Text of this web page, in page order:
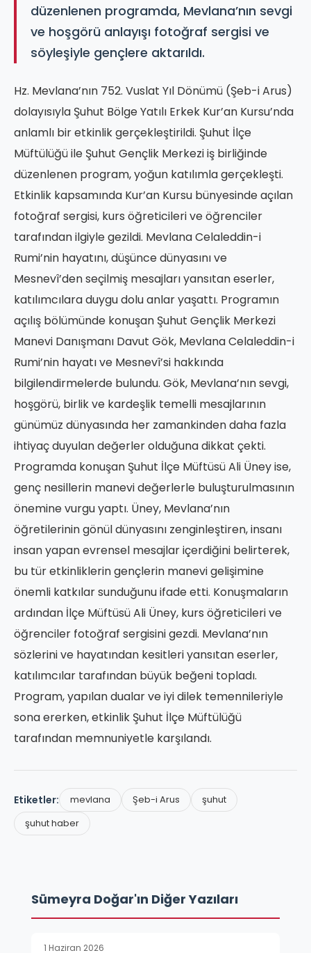
düzenlenen programda, Mevlana’nın sevgi
ve hoşgörü anlayışı fotoğraf sergisi ve
söyleşiyle gençlere aktarıldı.
Hz. Mevlana’nın 752. Vuslat Yıl Dönümü (Şeb-i Arus)
dolayısıyla Şuhut Bölge Yatılı Erkek Kur’an Kursu’nda
anlamlı bir etkinlik gerçekleştirildi. Şuhut İlçe
Müftülüğü ile Şuhut Gençlik Merkezi iş birliğinde
düzenlenen program, yoğun katılımla gerçekleşti.
Etkinlik kapsamında Kur’an Kursu bünyesinde açılan
fotoğraf sergisi, kurs öğreticileri ve öğrenciler
tarafından ilgiyle gezildi. Mevlana Celaleddin-i
Rumi’nin hayatını, düşünce dünyasını ve
Mesnevî’den seçilmiş mesajları yansıtan eserler,
katılımcılara duygu dolu anlar yaşattı. Programın
açılış bölümünde konuşan Şuhut Gençlik Merkezi
Manevi Danışmanı Davut Gök, Mevlana Celaleddin-i
Rumi’nin hayatı ve Mesnevî’si hakkında
bilgilendirmelerde bulundu. Gök, Mevlana’nın sevgi,
hoşgörü, birlik ve kardeşlik temelli mesajlarının
günümüz dünyasında her zamankinden daha fazla
ihtiyaç duyulan değerler olduğuna dikkat çekti.
Programda konuşan Şuhut İlçe Müftüsü Ali Üney ise,
genç nesillerin manevi değerlerle buluşturulmasının
önemine vurgu yaptı. Üney, Mevlana’nın
öğretilerinin gönül dünyasını zenginleştiren, insanı
insan yapan evrensel mesajlar içerdiğini belirterek,
bu tür etkinliklerin gençlerin manevi gelişimine
önemli katkılar sunduğunu ifade etti. Konuşmaların
ardından İlçe Müftüsü Ali Üney, kurs öğreticileri ve
öğrenciler fotoğraf sergisini gezdi. Mevlana’nın
sözlerini ve hayatından kesitleri yansıtan eserler,
katılımcılar tarafından büyük beğeni topladı.
Program, yapılan dualar ve iyi dilek temennileriyle
sona ererken, etkinlik Şuhut İlçe Müftülüğü
tarafından memnuniyetle karşılandı.
Etiketler: mevlana Şeb-i Arus
şuhut
şuhut haber
Sümeyra Doğar'ın Diğer Yazıları
1 Haziran 2026